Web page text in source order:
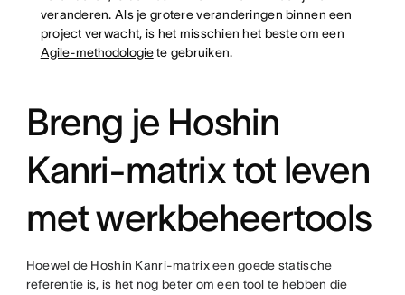
veranderen. Als je grotere veranderingen binnen een
project verwacht, is het misschien het beste om een
Agile-methodologiete gebruiken.
Breng je Hoshin
Kanri-matrix tot leven
met werkbeheertools
Hoewel de Hoshin Kanri-matrix een goede statische
referentie is, is het nog beter om een tool te hebben die